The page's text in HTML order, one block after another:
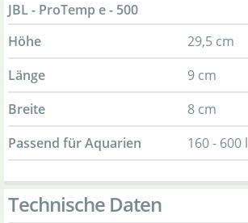
JBL - ProTemp e - 500
Höhe
29,5 cm
Länge
9 cm
Breite
8 cm
Passend für Aquarien
160 - 600 l
Technische Daten